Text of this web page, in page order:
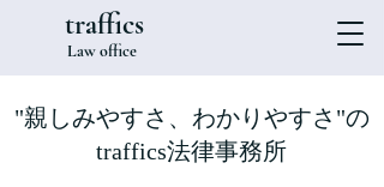
traffics
Law office
"親しみやすさ、わかりやすさ"の
traffics法律事務所